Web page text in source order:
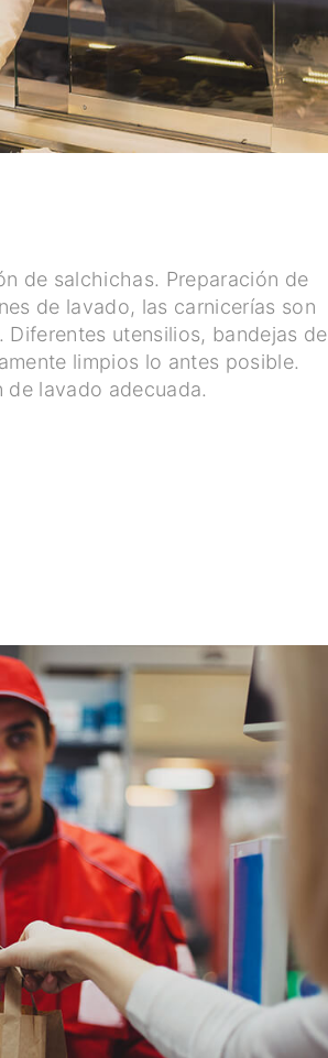
de salchichas. Preparación de
de lavado, las carnicerías son
utensilios, bandejas de
limpios lo antes posible.
lavado adecuada.